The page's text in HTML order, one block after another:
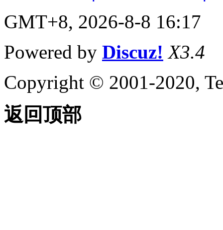
GMT+8, 2026-8-8 16:17
Powered by Discuz! X3.4
Copyright © 2001-2020,
返回顶部